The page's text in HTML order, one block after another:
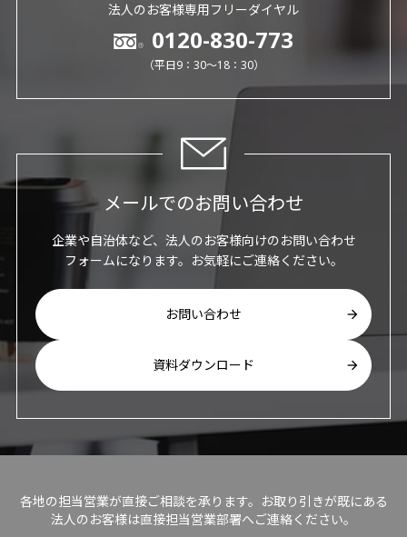
法人のお客様専用フリーダイヤル
0120-830-773
（平日9：30～18：30）
メールでのお問い合わせ
企業や自治体など、法人のお客様向けのお問い合わせ
フォームになります。お気軽にご連絡ください。
お問い合わせ
資料ダウンロード
各地の担当営業が直接ご相談を承ります。お取り引きが既にある
法人のお客様は直接担当営業部署へご連絡ください。